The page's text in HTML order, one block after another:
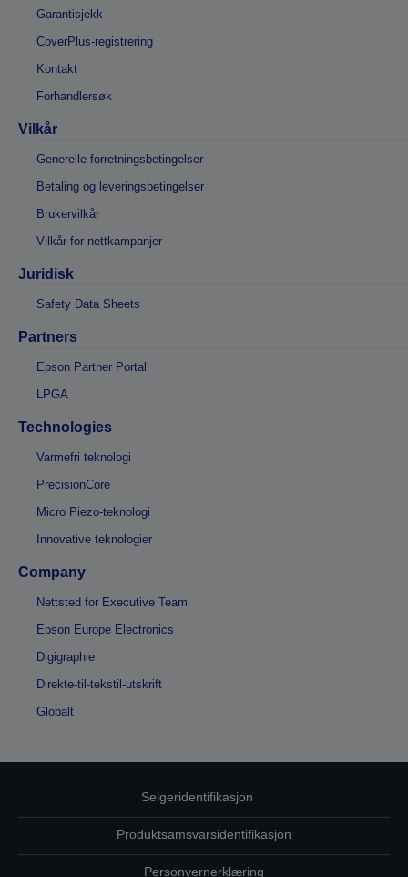
Garantisjekk
CoverPlus-registrering
Kontakt
Forhandlersøk
Vilkår
Generelle forretningsbetingelser
Betaling og leveringsbetingelser
Brukervilkår
Vilkår for nettkampanjer
Juridisk
Safety Data Sheets
Partners
Epson Partner Portal
LPGA
Technologies
Varmefri teknologi
PrecisionCore
Micro Piezo-teknologi
Innovative teknologier
Company
Nettsted for Executive Team
Epson Europe Electronics
Digigraphie
Direkte-til-tekstil-utskrift
Globalt
Selgeridentifikasjon
Produktsamsvarsidentifikasjon
Personvernerklæring